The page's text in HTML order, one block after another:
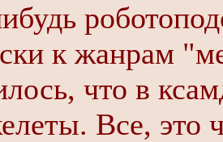
к жанрам
что в
Все, это